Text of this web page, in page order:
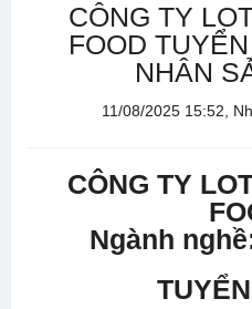
CÔNG TY
FOOD
NHÂN
11/08/2025 15:52,
CÔNG TY
Ngành